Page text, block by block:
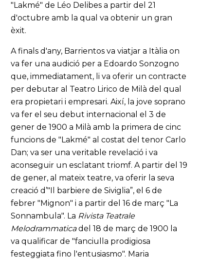
"Lakmé" de Léo Delibes a partir del 21
d'octubre amb la qual va obtenir un gran
èxit.
A finals d'any, Barrientos va viatjar a Itàlia on
va fer una audició per a Edoardo Sonzogno
que, immediatament, li va oferir un contracte
per debutar al Teatro Lirico de Milà del qual
era propietari i empresari. Així, la jove soprano
va fer el seu debut internacional el 3 de
gener de 1900 a Milà amb la primera de cinc
funcions de "Lakmé" al costat del tenor Carlo
Dan; va ser una veritable revelació i va
aconseguir un esclatant triomf. A partir del 19
de gener, al mateix teatre, va oferir la seva
creació d’"Il barbiere de Siviglia”, el 6 de
febrer "Mignon" i a partir del 16 de març "La
Sonnambula". La Rivista Teatrale
Melodrammaticadel 18 de març de 1900 la
va qualificar de "fanciulla prodigiosa
festeggiata fino l'entusiasmo". Maria